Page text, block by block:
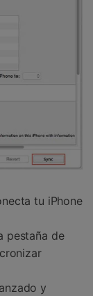
tu iPhone
pestaña de
y